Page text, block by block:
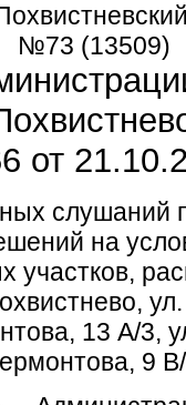
№73 (13509)
от
слушаний
на
участков,
13 А/3,
9